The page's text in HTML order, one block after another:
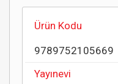
Ürün Kodu
9789752105669
Yayınevi